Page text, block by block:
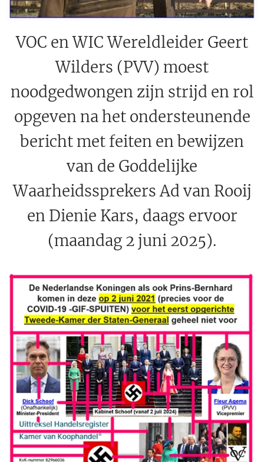
VOC en WIC Wereldleider Geert
Wilders (PVV) moest
noodgedwongen zijn strijd en rol
opgeven na het ondersteunende
bericht met feiten en bewijzen
van de Goddelijke
Waarheidssprekers Ad van Rooij
en Dienie Kars, daags ervoor
(maandag 2 juni 2025).